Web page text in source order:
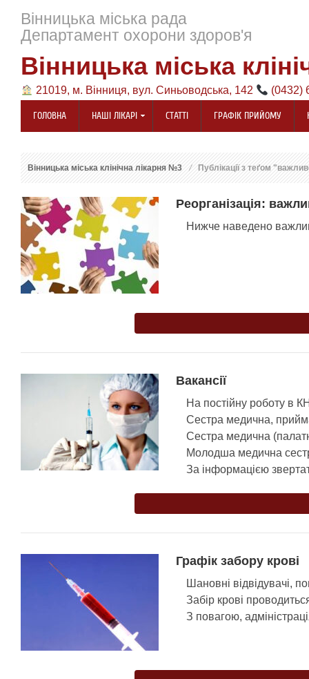
Вінницька міська рада
Департамент охорони здоров'я
Вінницька міська
21019, м. Вінниця, вул. Синьоводська, 142 (0432)
ГОЛОВНА НАШІ ЛІКАРІ СТАТТІ ГРАФІК ПРИЙОМУ
Вінницька міська клінічна лікарня №3 Публікації з теґом
Реорганізація:
Нижче наведено
Вакансії
На постійну роботу в
Сестра медична,
Сестра медична
Молодша медична
За інформацією
Графік забору крові
Шановні відвідувачі,
Забір крові
З повагою,